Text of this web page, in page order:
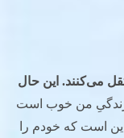
می‌کنند. این حال
من خوب است
است که خودم را